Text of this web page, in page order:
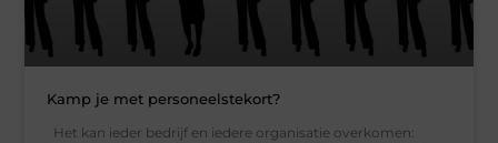
Kamp je met personeelstekort?
Het kan ieder bedrijf en iedere organisatie overkomen: